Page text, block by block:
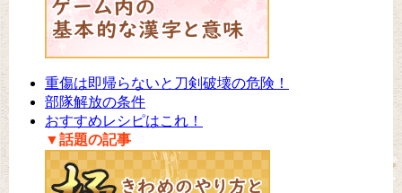
重傷は即帰らないと刀剣破壊の危険！
部隊解放の条件
おすすめレシピはこれ！
▼話題の記事